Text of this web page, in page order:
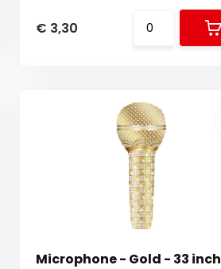
€ 3,30
Microphone - Gold - 33 inch